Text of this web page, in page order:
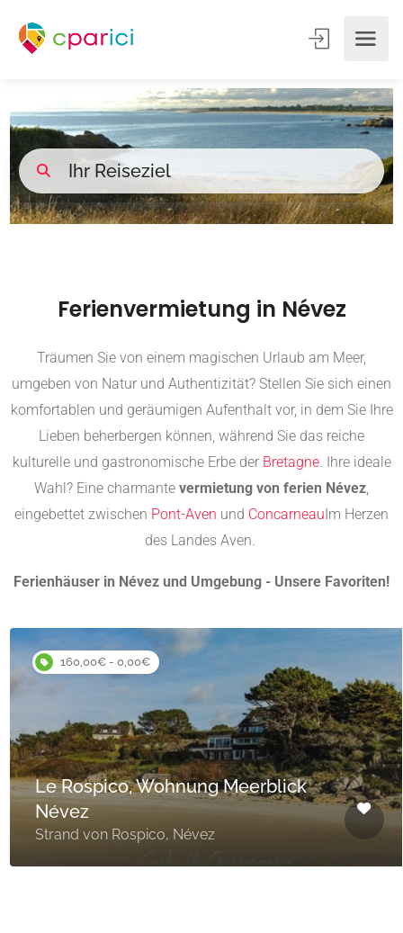
Ferienvermietung in Névez
Träumen Sie von einem magischen Urlaub am Meer,
umgeben von Natur und Authentizität? Stellen Sie sich einen
komfortablen und geräumigen Aufenthalt vor, in dem Sie Ihre
Lieben beherbergen können, während Sie das reiche
kulturelle und gastronomische Erbe der Bretagne. Ihre ideale
Wahl? Eine charmante vermietung von ferien Névez
eingebettet zwischen Pont-Aven und ConcarneauIm Herzen
des Landes Aven.
Ferienhäuser in Névez und Umgebung - Unsere Favoriten!
160,00€ - 0,00€
Le Rospico, Wohnung Meerblick
Névez
Strand von Rospico, Névez